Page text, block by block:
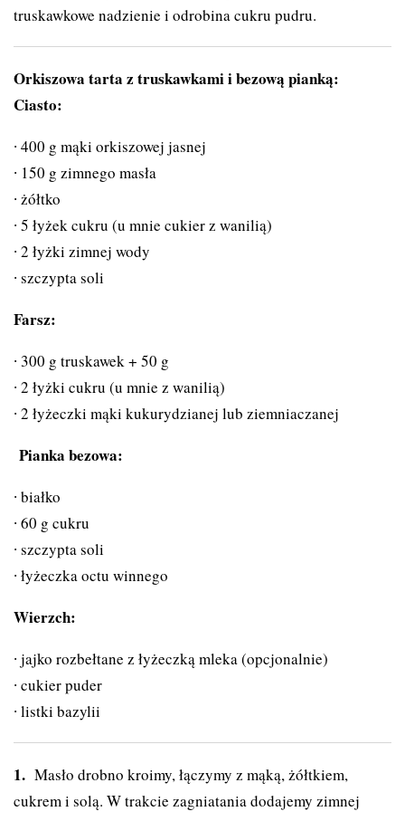
truskawkowe nadzienie i odrobina cukru pudru.
Orkiszowa tarta z truskawkami i bezową pianką:
Ciasto:
400 g mąki orkiszowej jasnej
150 g zimnego masła
żółtko
5 łyżek cukru (u mnie cukier z wanilią)
2 łyżki zimnej wody
szczypta soli
Farsz:
300 g truskawek + 50 g
2 łyżki cukru (u mnie z wanilią)
2 łyżeczki mąki kukurydzianej lub ziemniaczanej
Pianka bezowa:
białko
60 g cukru
szczypta soli
łyżeczka octu winnego
Wierzch:
jajko rozbełtane z łyżeczką mleka (opcjonalnie)
cukier puder
listki bazylii
Masło drobno kroimy, łączymy z mąką, żółtkiem,
cukrem i solą. W trakcie zagniatania dodajemy zimnej